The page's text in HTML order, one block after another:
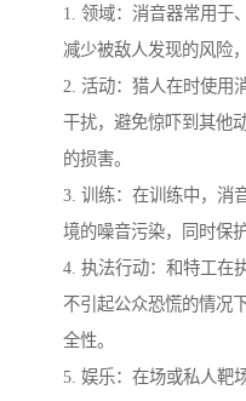
1. 领域：消音器常用于
减少被敌人发现的风险
2. 活动：猎人在时使用
干扰，避免惊吓到其他
的损害。
3. 训练：在训练中，消
境的噪音污染，同时保
4. 执法行动：和特工在
不引起公众恐慌的情况
全性。
5. 娱乐：在场或私人靶